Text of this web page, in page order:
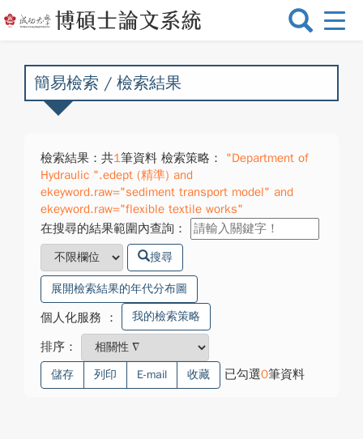
選
換
簡易檢索 / 檢索結果
檢索結果：共1筆資料 檢索策略：
"Department of
Hydraulic ".edept (精準) and
ekeyword.raw="sediment transport model" and
ekeyword.raw="flexible textile works"
在搜尋的結果範圍內查詢：
搜尋
展開檢索結果的年代分布圖
個人化服務 ： 我的檢索策略
排序：
儲存 列印 E-mail 收藏 已勾選0筆資料